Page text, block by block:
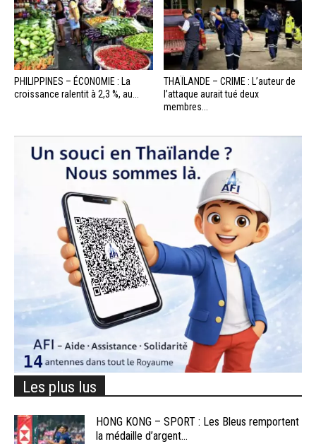
PHILIPPINES – ÉCONOMIE : La
croissance ralentit à 2,3 %, au...
THAÏLANDE – CRIME : L’auteur de
l’attaque aurait tué deux
membres...
Les plus lus
HONG KONG – SPORT : Les Bleus remportent
la médaille d’argent...